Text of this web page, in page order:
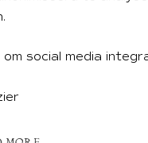
BY
social media